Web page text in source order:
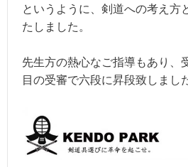
というように、剣道への考え方
たしました。
先生方の熱心なご指導もあり、
目の受審で六段に昇段致しまし